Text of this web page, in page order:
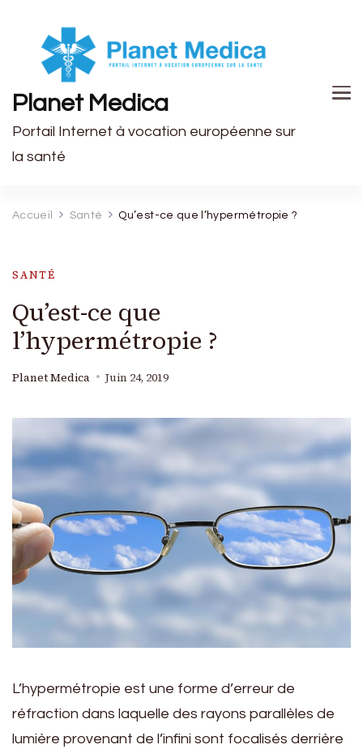
Planet Medica
Portail Internet à vocation européenne sur
la santé
Accueil Santé Qu’est-ce que l’hypermétropie ?
SANTÉ
Qu’est-ce que
l’hypermétropie ?
Planet Medica Juin 24, 2019
L’hypermétropie est une forme d’erreur de
réfraction dans laquelle des rayons parallèles de
lumière provenant de l’infini sont focalisés derrière